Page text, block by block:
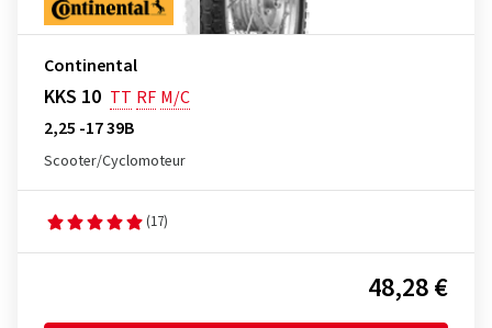
Continental
KKS 10 TT RF M/C
2,25 -17 39B
Scooter/Cyclomoteur
(17)
48,28 €